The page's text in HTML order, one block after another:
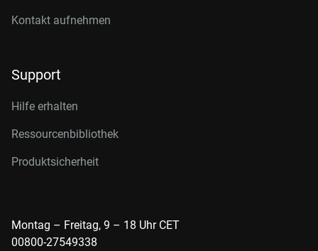
Kontakt aufnehmen
Support
Hilfe erhalten
Ressourcenbibliothek
Produktsicherheit
Montag – Freitag, 9 – 18 Uhr CET
00800-27549338